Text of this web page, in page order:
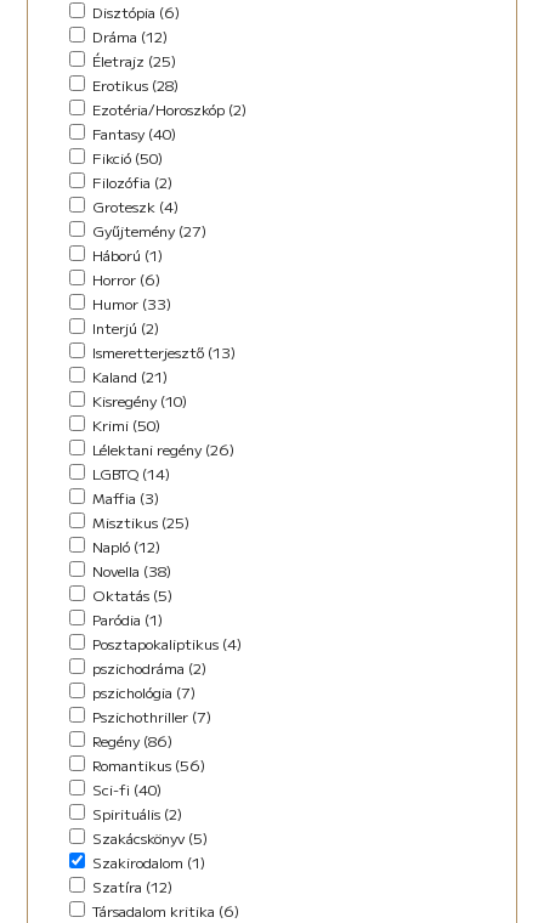
Fikció (46)
fun fiction (1)
Háború (2)
Horror (5)
Kaland (11)
Kisregény (10)
Lélektani regény (12)
Misztikus (9)
Napló (4)
New Adult (5)
Novella (34)
Oktatás (2)
Paródia (3)
Regény (42)
Romantikus (29)
Sci-fi (14)
Steampunk (1)
Urban Fantasy (2)
Utikönyv (8)
Válogatott írások (48)
Vers (17)
Disztópia (6)
Dráma (12)
Életrajz (25)
Erotikus (28)
Ezotéria/Horoszkóp (2)
Fantasy (40)
Fikció (50)
Filozófia (2)
Groteszk (4)
Gyűjtemény (27)
Háború (1)
Horror (6)
Humor (33)
Interjú (2)
Ismeretterjesztő (13)
Kaland (21)
Kisregény (10)
Krimi (50)
Lélektani regény (26)
LGBTQ (14)
Maffia (3)
Misztikus (25)
Napló (12)
Novella (38)
Oktatás (5)
Paródia (1)
Posztapokaliptikus (4)
pszichodráma (2)
pszichológia (7)
Pszichothriller (7)
Regény (86)
Romantikus (56)
Sci-fi (40)
Spirituális (2)
Szakácskönyv (5)
Szakirodalom (1)
Szatíra (12)
Társadalom kritika (6)